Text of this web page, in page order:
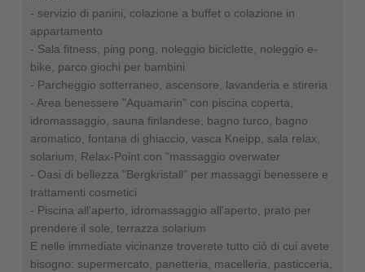
- servizio di panini, colazione a buffet o colazione in
appartamento
- Sala fitness, ping pong, noleggio biciclette, noleggio e-
bike, parco giochi per bambini
- Parcheggio sotterraneo, ascensore, lavanderia e stireria
- Area benessere "Aquamarin" con piscina coperta,
idromassaggio, sauna finlandese, bagno turco, bagno
aromatico, fontana di ghiaccio, vasca Kneipp, sala relax,
solarium, Relax-Point con "massaggio overwater
- Oasi di bellezza "Bergkristall" per massaggi benessere e
trattamenti cosmetici
- Piscina all'aperto, idromassaggio all'aperto, prato per
prendere il sole, terrazza solarium
E nelle immediate vicinanze troverete tutto ciò di cui avete
bisogno: supermercato, panetteria, macelleria, pasticceria,